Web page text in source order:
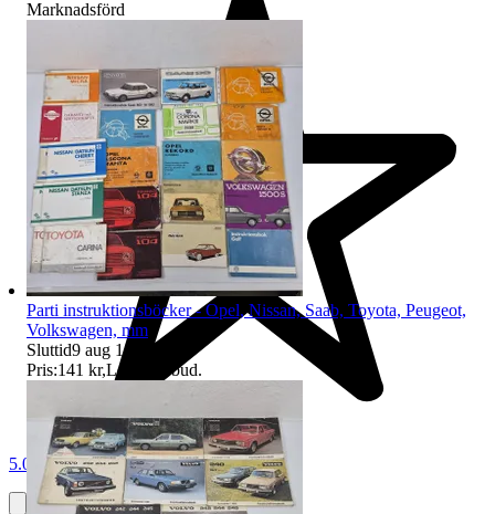
5.0
Marknadsförd
Parti instruktionsböcker - Opel, Nissan, Saab, Toyota, Peugeot,
Volkswagen, mm
Sluttid9 aug 18:03
Pris:141 kr,Ledande bud.